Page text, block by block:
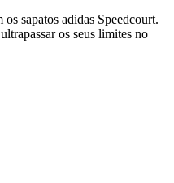
sapatos adidas Speedcourt.
os seus limites no